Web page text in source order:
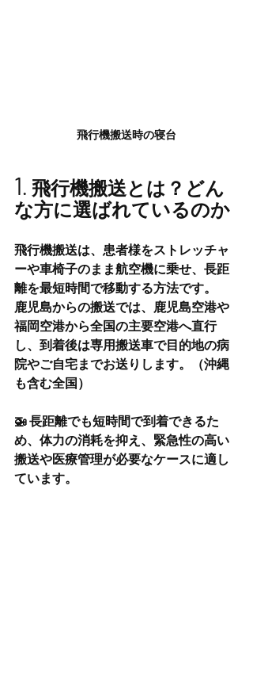
飛行機搬送時の寝台
1. 飛行機搬送とは？どん
な方に選ばれているのか
飛行機搬送は、患者様をストレッチャ
ーや車椅子のまま航空機に乗せ、長距
離を最短時間で移動する方法です。
鹿児島からの搬送では、鹿児島空港や
福岡空港から全国の主要空港へ直行
し、到着後は専用搬送車で目的地の病
院やご自宅までお送りします。（沖縄
も含む全国）
🚁 長距離でも短時間で到着できるた
め、体力の消耗を抑え、緊急性の高い
搬送や医療管理が必要なケースに適し
ています。